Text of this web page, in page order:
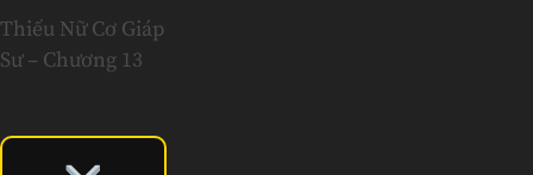
Thiếu Nữ Cơ Giáp
Sư – Chương 13